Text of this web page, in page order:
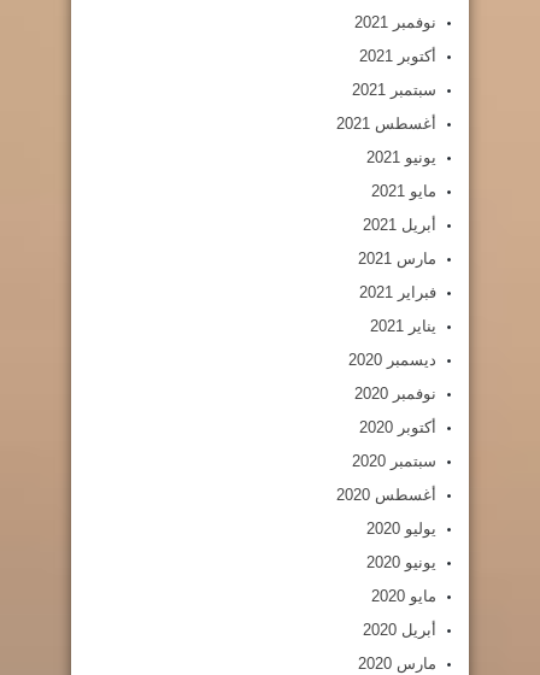
نوفمبر 2021
أكتوبر 2021
سبتمبر 2021
أغسطس 2021
يونيو 2021
مايو 2021
أبريل 2021
مارس 2021
فبراير 2021
يناير 2021
ديسمبر 2020
نوفمبر 2020
أكتوبر 2020
سبتمبر 2020
أغسطس 2020
يوليو 2020
يونيو 2020
مايو 2020
أبريل 2020
مارس 2020